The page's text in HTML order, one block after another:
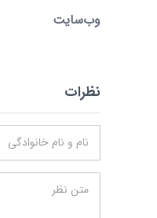
وب‌سایت
نظرات
نام و نام خانوادگی
متن نظر